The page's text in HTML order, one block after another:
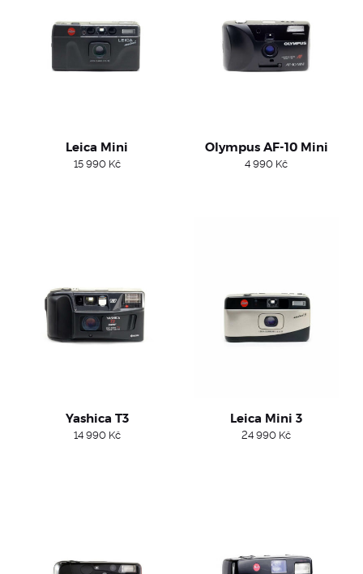
Leica Mini
15 990 Kč
Olympus AF-10 Mini
4 990 Kč
Yashica T3
14 990 Kč
Leica Mini 3
24 990 Kč